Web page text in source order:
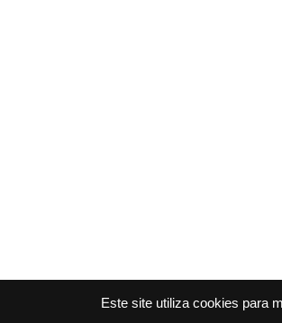
Este site utiliza cookies para